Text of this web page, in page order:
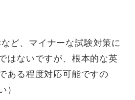
ど、マイナーな試験対策に
はないですが、根本的な英
ある程度対応可能ですの
）